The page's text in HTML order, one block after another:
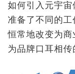
如何引入元宇
准备了不同的
恒常地改变为
为品牌口耳相传